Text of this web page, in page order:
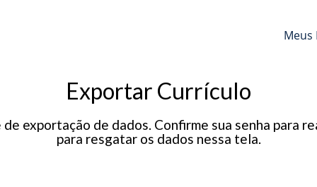
Meus
Exportar Currículo
exportação de dados. Confirme sua senha para
para resgatar os dados nessa tela.